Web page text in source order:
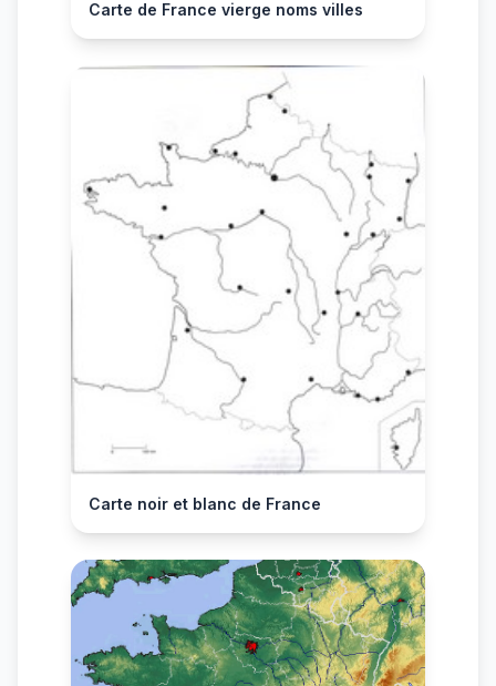
Carte de France vierge noms villes
Carte noir et blanc de France